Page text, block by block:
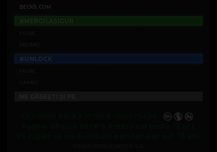
BECKS.COM
#MERGILASIGUR
#UNLOCK
GAMES